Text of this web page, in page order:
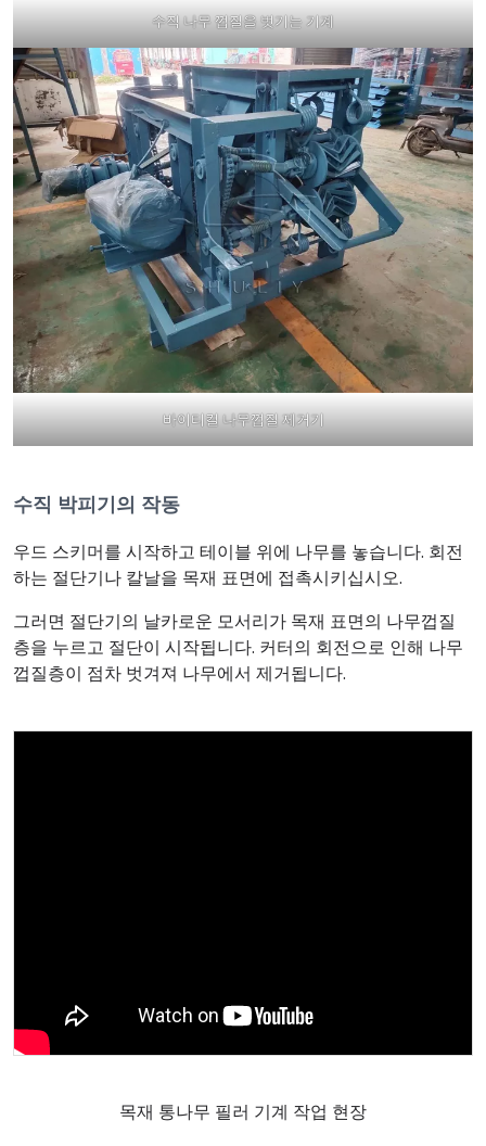
수직 나무 껍질을 벗기는 기계
바이티컬 나무껍질 제거기
수직 박피기의 작동
우드 스키머를 시작하고 테이블 위에 나무를 놓습니다. 회전
하는 절단기나 칼날을 목재 표면에 접촉시키십시오.
그러면 절단기의 날카로운 모서리가 목재 표면의 나무껍질
층을 누르고 절단이 시작됩니다. 커터의 회전으로 인해 나무
껍질층이 점차 벗겨져 나무에서 제거됩니다.
목재 통나무 필러 기계 작업 현장